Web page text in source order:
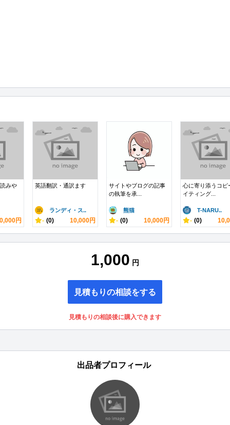
みや
円
英語翻訳・通訳ます
ランディ・ス..
- (0) 10,000円
サイトやブログの記事
の執筆を承...
熊猫
- (0) 10,000円
心に寄り添うコピ
イティング...
T-NARU..
- (0)
1,000 円
見積もりの相談をする
見積もりの相談後に購入できます
出品者プロフィール